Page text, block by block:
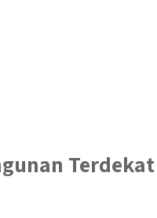
Terdekat